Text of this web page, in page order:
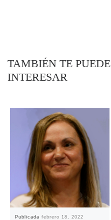
TAMBIÉN TE PUEDE
INTERESAR
Publicadafebrero 18, 2022